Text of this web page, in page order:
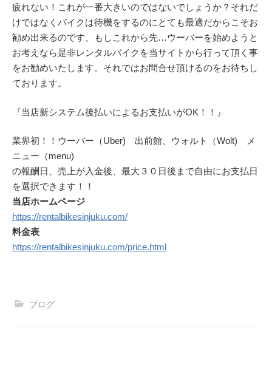
疲れない！これが一番大きいのではないでしょうか？それだ
けではなくバイクは待機をするのにとても最適だからこそお
勧め出来るのです、もしこれから先…ウーバーを始めようと
お考えなら是非レンタルバイクを当サイトから行って頂く事
をお勧めいたします。それではお問合せ頂けるのをお待ちし
ております。
『当店新システム後払いによるお支払いがOK！！』
業界初！！ウーバー（Uber) 出前館、ウォルト（Wolt) メ
ニュー（menu)
の報酬日、売上が入金後、最大３０日後まで自由にお支払日
を選択できます！！
当店ホームページ
https://rentalbikesinjuku.com/
料金表
https://rentalbikesinjuku.com/price.html
ブログ